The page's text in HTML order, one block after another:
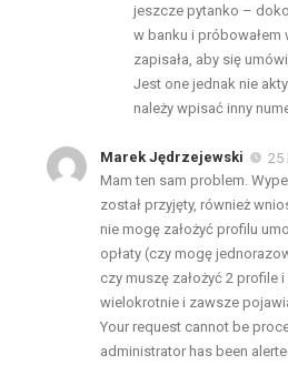
jeszcze pytanko –
w banku i próbowałem
zapisała, aby się
Jest one jednak nie
należy wpisać inny
Marek Jędrzejewski
25
Mam ten sam problem.
został przyjęty, również
nie mogę założyć profilu
opłaty (czy mogę
czy muszę założyć 2 profile
wielokrotnie i zawsze
Your request cannot be
administrator has been